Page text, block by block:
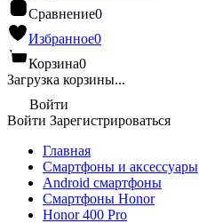
Сравнение0
Избранное0
Корзина0
Загрузка корзины...
Войти
Войти Зарегистрироваться
Главная
Смартфоны и аксессуары
Android cмартфоны
Смартфоны Honor
Honor 400 Pro